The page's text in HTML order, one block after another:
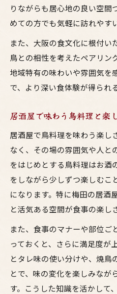
りながらも居心地の良い空間
めての方でも気軽に訪れやす
また、大阪の食文化に根付い
鳥との相性を考えたペアリン
地域特有の味わいや雰囲気を
で、より深い食体験が得られ
居酒屋で味わう鳥料理と楽
居酒屋で鳥料理を味わう楽し
なく、その場の雰囲気や人と
をはじめとする鳥料理はお酒
をしながら少しずつ楽しむこ
になります。特に梅田の居酒
と活気ある空間が食事の楽し
また、食事のマナーや部位ご
っておくと、さらに満足度が
とタレ味の使い分けや、焼鳥
とで、味の変化を楽しみなが
す。こうした知識を活かして